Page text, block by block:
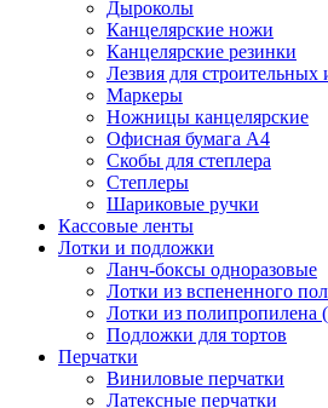
Дыроколы
Канцелярские ножи
Канцелярские резинки
Лезвия для
Маркеры
Ножницы канцелярские
Офисная бумага А4
Скобы для степлера
Степлеры
Шариковые ручки
Кассовые ленты
Лотки и подложки
Ланч-боксы одноразовые
Лотки из вспененного
Лотки из
Подложки для тортов
Перчатки
Виниловые перчатки
Латексные перчатки